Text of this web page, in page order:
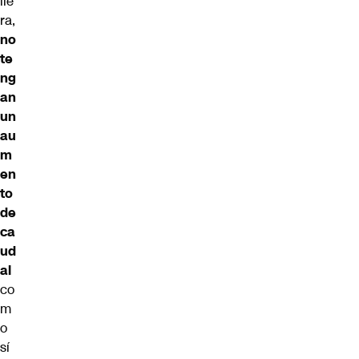
ra,
no
te
ng
an
un
au
m
en
to
de
ca
ud
al
co
m
o
sí